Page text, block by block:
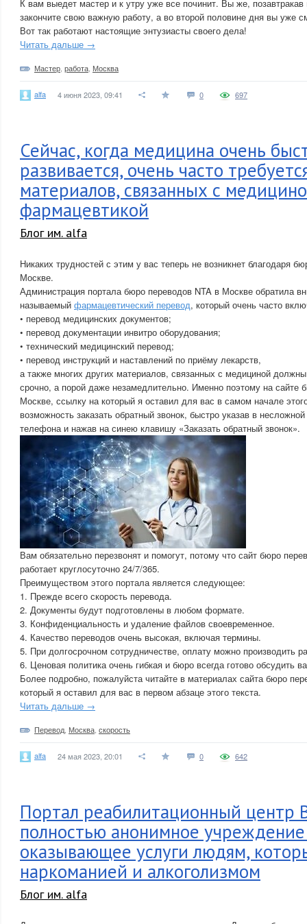
К вам выедет мастер и к утру уже все починит. Вы же,
закончите свою важную работу, а во второй половине дня вы уже
Вот так работают настоящие энтузиасты своего дела!
Читать дальше →
Мастер работа Москва
alfa 4 июня 2023, 09:41 0 697
Сейчас, когда медицина очень
развивается, очень часто
материалов, связанных с
фармацевтикой
Блог им. alfa
Никаких трудностей с этим у вас теперь не возникнет благодаря
Москве.
Администрация портала бюро переводов NTA в Москве обратила
называемый фармацевтический перевод, который очень часто
• перевод медицинских документов;
• перевод документации инвитро оборудования;
• технический медицинский перевод;
• перевод инструкций и наставлений по приёму лекарств,
а также многих других материалов, связанных с медициной
срочно, а порой даже незамедлительно. Именно поэтому на сайте
Москве, ссылку на который я оставил для вас в самом начале
возможность заказать обратный звонок, быстро указав в
телефона и нажав на синею клавишу «Заказать обратный звонок».
Вам обязательно перезвонят и помогут, потому что сайт бюро
работает круглосуточно 24/7/365.
Преимуществом этого портала является следующее:
1. Прежде всего скорость перевода.
2. Документы будут подготовлены в любом формате.
3. Конфиденциальность и удаление файлов своевременное.
4. Качество переводов очень высокая, включая термины.
5. При долгосрочном сотрудничестве, оплату можно производить
6. Ценовая политика очень гибкая и бюро всегда готово обсудить
Более подробно, пожалуйста читайте в материалах сайта бюро
который я оставил для вас в первом абзаце этого текста.
Читать дальше →
Перевод Москва скорость
alfa 24 мая 2023, 20:01 0 642
Портал реабилитационный центр
полностью анонимное
оказывающее услуги людям,
наркоманией и алкоголизмом
Блог им. alfa